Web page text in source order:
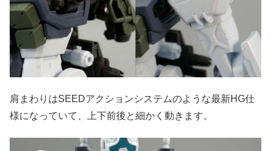
肩まわりはSEEDアクションシステムのような最新HG仕
様になっていて、上下前後と細かく動きます。